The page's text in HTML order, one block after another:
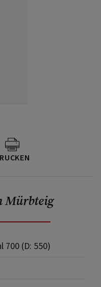
Mürbteig
700 (D: 550)